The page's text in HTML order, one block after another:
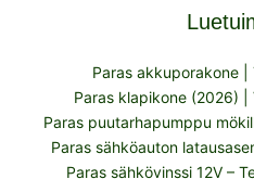
Paras akkuporakone |
Paras klapikone (2026) |
Paras puutarhapumppu
Paras sähköauton
Paras sähkövinssi 12V –